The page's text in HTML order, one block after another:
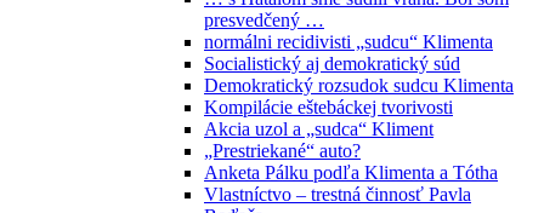
presvedčený …
normálni recidivisti „sudcu“ Klimenta
Socialistický aj demokratický súd
Demokratický rozsudok sudcu Klimenta
Kompilácie eštebáckej tvorivosti
Akcia uzol a „sudca“ Kliment
„Prestriekané“ auto?
Anketa Pálku podľa Klimenta a Tótha
Vlastníctvo – trestná činnosť Pavla